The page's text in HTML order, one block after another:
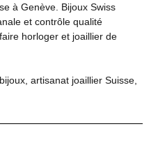
à Genève. Bijoux Swiss
et contrôle qualité
horloger et joaillier de
artisanat joaillier Suisse,